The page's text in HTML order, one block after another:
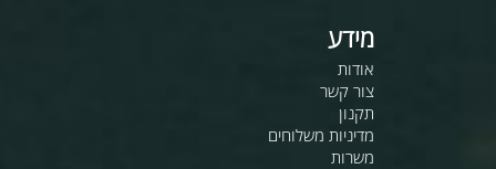
מידע
אודות
צור קשר
תקנון
מדיניות משלוחים
משרות